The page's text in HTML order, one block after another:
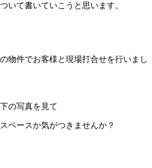
いて書いていこうと思います。
物件でお客様と現場打合せを行いまし
の写真を見て
ペースか気がつきませんか？